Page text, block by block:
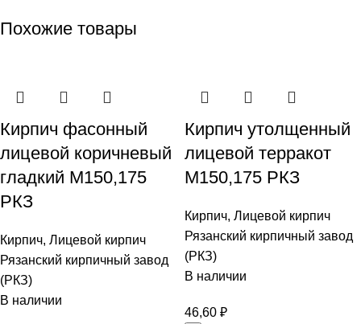
Похожие товары
Кирпич фасонный
лицевой коричневый
гладкий М150,175
РКЗ
Кирпич, Лицевой кирпич
Рязанский кирпичный завод
(РКЗ)
В наличии
Кирпич утолщенный
лицевой терракот
М150,175 РКЗ
Кирпич, Лицевой кирпич
Рязанский кирпичный завод
(РКЗ)
В наличии
46,60 ₽